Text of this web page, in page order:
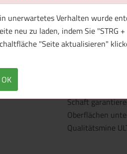
unerwartetes Verhalten wurde
neu zu laden, indem Sie "STRG
"Seite aktualisieren"
OK
1
Hochwertiger
viel Platz für
Schaft
Oberflächen
Qualitätsmine